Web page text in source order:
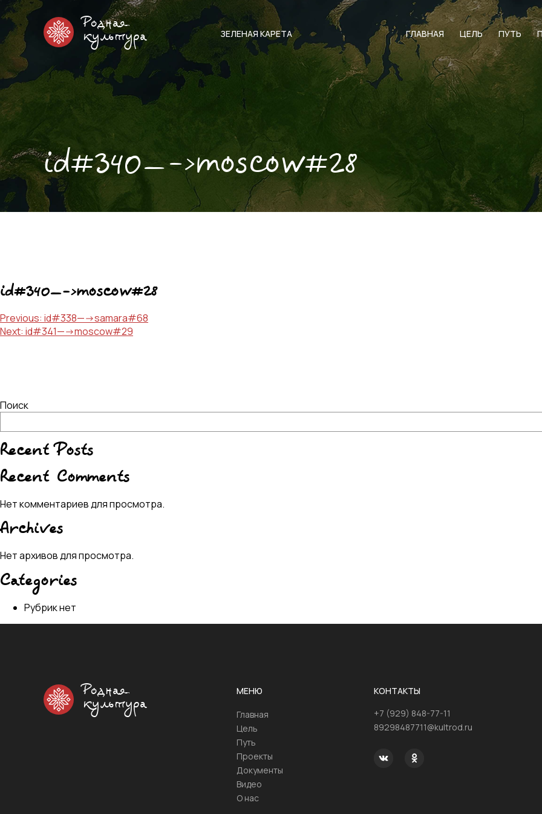
Родная
культура
ЗЕЛЕНАЯ КАРЕТА ГЛАВНАЯ ЦЕЛЬ ПУТЬ
id#340—->moscow#28
id#340—->moscow#28
Навигация
по
Previous: id#338—->samara#68
Next: id#341—->moscow#29
Поиск
Recent Posts
Recent Comments
Нет комментариев для просмотра.
Archives
Нет архивов для просмотра.
Categories
Рубрик нет
Родная
культура
МЕНЮ
Главная
Цель
Путь
Проекты
Документы
Видео
О нас
КОНТАКТЫ
+7 (929) 848-77-11
89298487711@kultrod.ru